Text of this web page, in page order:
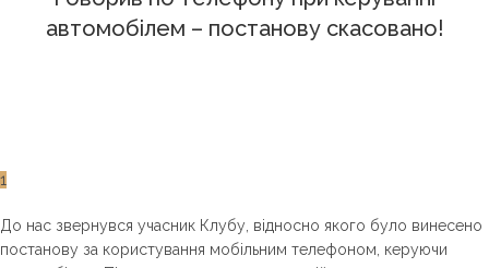
автомобілем – постанову скасовано!
1
До нас звернувся учасник Клубу, відносно якого було винесено
постанову за користування мобільним телефоном, керуючи